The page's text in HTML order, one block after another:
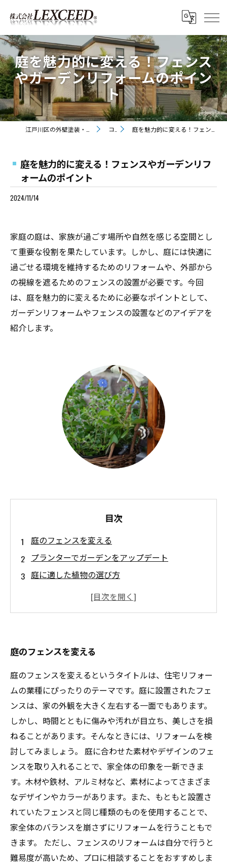
庭を魅力的に変える！フェンス
やガーデンリフォームのポイン
ト
コラム 庭を魅力的に変える！フェンスやガーデンリフォームのポイント
庭を魅力的に変える！フェンスやガーデンリフ
ォームのポイント
2024/11/14
家庭の庭は、家族が過ごす場所や自然を感じる空間とし
て重要な役割を果たしています。しかし、庭には快適に
過ごせる環境を維持するためのリフォームや、外部から
の視線を遮るためのフェンスの設置が必要です。今回
は、庭を魅力的に変えるために必要なポイントとして、
ガーデンリフォームやフェンスの設置などのアイデアを
紹介します。
目次
庭のフェンスを変える
プランターでガーデンをアップデート
庭に適した植物の選び方
照明で庭に夜の魅力をプラス
庭のフェンスを変える
庭のフェンスを変えるというタイトルは、住宅リフォー
ムの業種にぴったりのテーマです。庭に設置されたフェ
ンスは、家の外観を大きく左右する一面でもあります。
しかし、時間とともに傷みや汚れが目立ち、美しさを損
ねることがあります。そんなときには、リフォームを検
討してみましょう。 庭に合わせた素材やデザインのフェ
ンスを取り入れることで、家全体の印象を一新できま
す。木材や鉄材、アルミ材など、素材によってさまざま
なデザインやカラーがあります。また、もともと設置さ
れていたフェンスと同じ種類のものを使用することで、
家全体のバランスを崩さずにリフォームを行うこともで
きます。 ただし、フェンスのリフォームは自分で行うと
難易度が高いため、プロに相談することをおすすめしま